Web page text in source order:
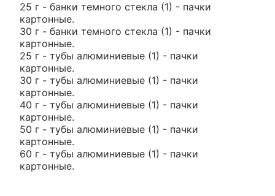
25 г - банки темного стекла (1) - пачки
картонные.
30 г - банки темного стекла (1) - пачки
картонные.
25 г - тубы алюминиевые (1) - пачки
картонные.
30 г - тубы алюминиевые (1) - пачки
картонные.
40 г - тубы алюминиевые (1) - пачки
картонные.
50 г - тубы алюминиевые (1) - пачки
картонные.
60 г - тубы алюминиевые (1) - пачки
картонные.